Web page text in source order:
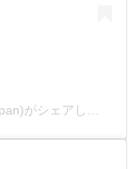
OKA FACTORY 岡製作所(@oka_factory.japan)がシェアした投稿